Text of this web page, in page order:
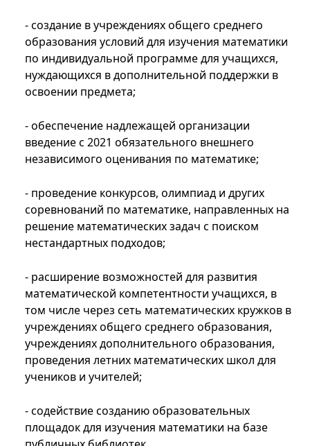
- создание в учреждениях общего среднего
образования условий для изучения математики
по индивидуальной программе для учащихся,
нуждающихся в дополнительной поддержки в
освоении предмета;
- обеспечение надлежащей организации
введение с 2021 обязательного внешнего
независимого оценивания по математике;
- проведение конкурсов, олимпиад и других
соревнований по математике, направленных на
решение математических задач с поиском
нестандартных подходов;
- расширение возможностей для развития
математической компетентности учащихся, в
том числе через сеть математических кружков в
учреждениях общего среднего образования,
учреждениях дополнительного образования,
проведения летних математических школ для
учеников и учителей;
- содействие созданию образовательных
площадок для изучения математики на базе